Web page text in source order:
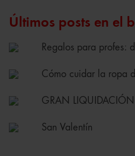
Últimos posts en el
Regalos para profes:
Cómo cuidar la ropa
GRAN
San Valentín